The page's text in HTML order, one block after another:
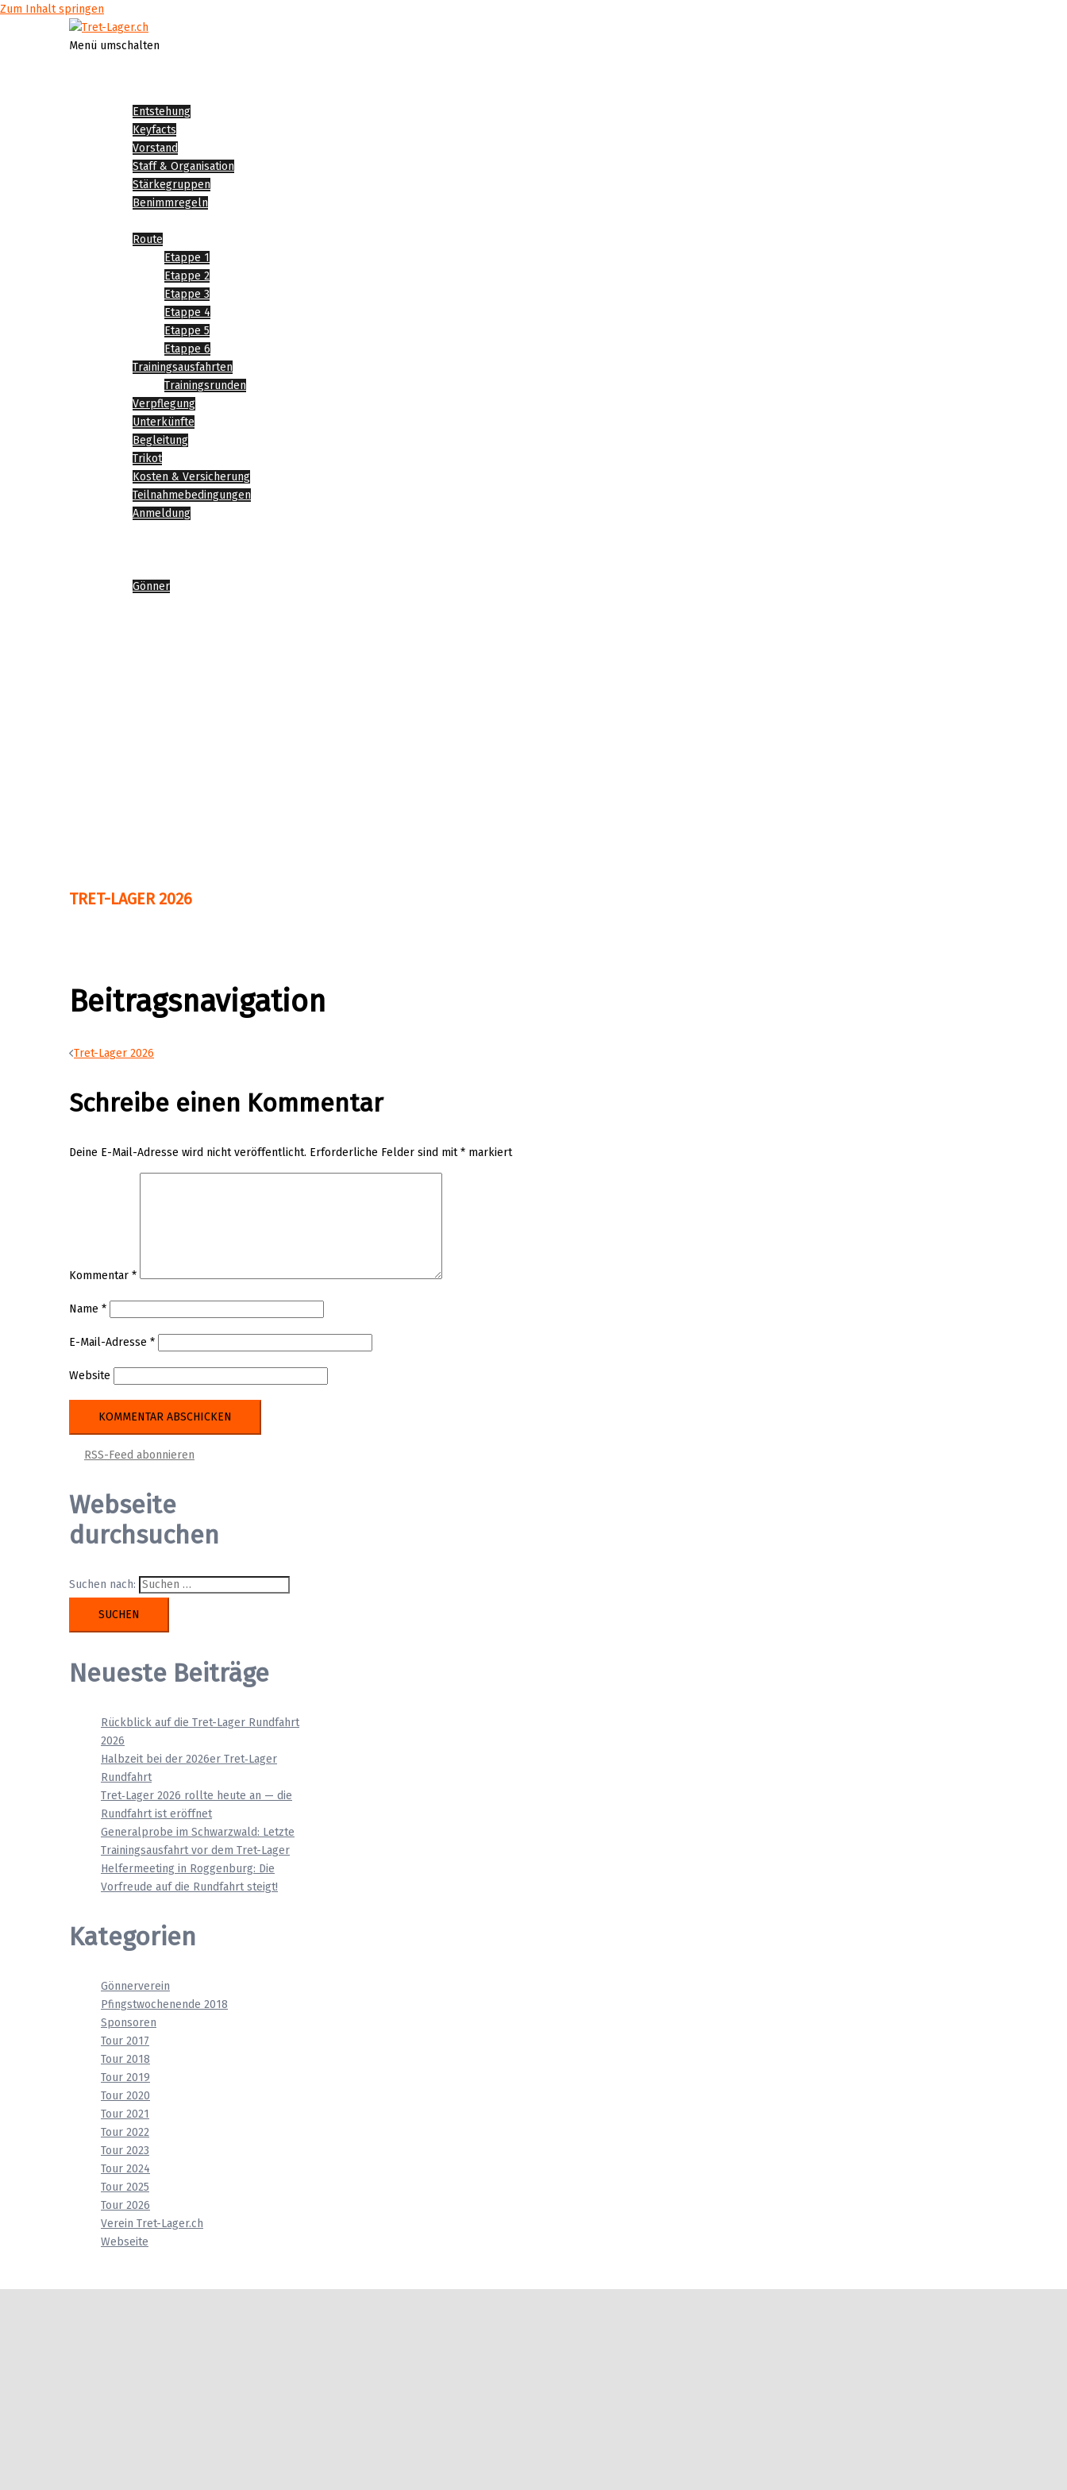
Zum Inhalt springen
Menü umschalten
Entstehung
Keyfacts
Vorstand
Staff & Organisation
Stärkegruppen
Benimmregeln
Route
Etappe 1
Etappe 2
Etappe 3
Etappe 4
Etappe 5
Etappe 6
Trainingsausfahrten
Trainingsrunden
Verpflegung
Unterkünfte
Begleitung
Trikot
Kosten & Versicherung
Teilnahmebedingungen
Anmeldung
Gönner
TRET-LAGER 2026
Beitragsnavigation
Tret-Lager 2026
Schreibe einen Kommentar
Deine E-Mail-Adresse wird nicht veröffentlicht. Erforderliche Felder sind mit* markiert
Kommentar *
Name *
E-Mail-Adresse *
Website
RSS-Feed abonnieren
Webseite
durchsuchen
Suchen nach:
Neueste Beiträge
Rückblick auf die Tret-Lager Rundfahrt
2026
Halbzeit bei der 2026er Tret‑Lager
Rundfahrt
Tret‑Lager 2026 rollte heute an — die
Rundfahrt ist eröffnet
Generalprobe im Schwarzwald: Letzte
Trainingsausfahrt vor dem Tret-Lager
Helfermeeting in Roggenburg: Die
Vorfreude auf die Rundfahrt steigt!
Kategorien
Gönnerverein
Pfingstwochenende 2018
Sponsoren
Tour 2017
Tour 2018
Tour 2019
Tour 2020
Tour 2021
Tour 2022
Tour 2023
Tour 2024
Tour 2025
Tour 2026
Verein Tret-Lager.ch
Webseite